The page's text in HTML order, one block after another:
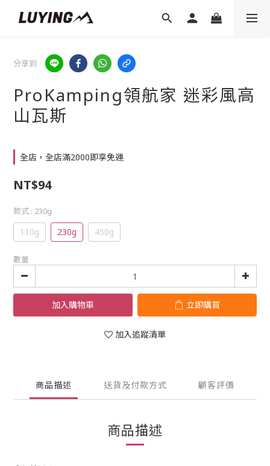
分享到
ProKamping領航家 迷彩風高
山瓦斯
全店，全店滿2000即享免運
NT$94
款式 : 230g
110g 230g 450g
數量
加入購物車 立即購買
加入追蹤清單
商品描述 送貨及付款方式 顧客評價
商品描述